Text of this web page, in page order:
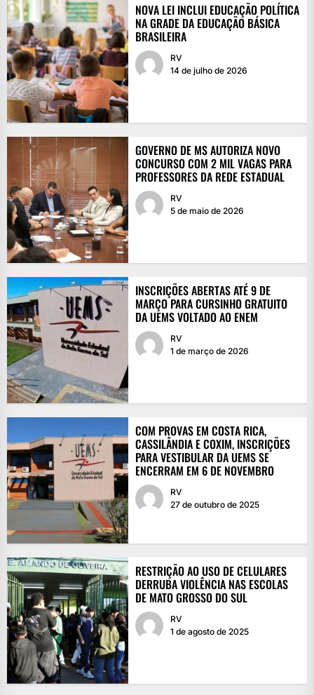
NOVA LEI INCLUI EDUCAÇÃO POLÍTICA
NA GRADE DA EDUCAÇÃO BÁSICA
BRASILEIRA
RV
14 de julho de 2026
GOVERNO DE MS AUTORIZA NOVO
CONCURSO COM 2 MIL VAGAS PARA
PROFESSORES DA REDE ESTADUAL
RV
5 de maio de 2026
INSCRIÇÕES ABERTAS ATÉ 9 DE
MARÇO PARA CURSINHO GRATUITO
DA UEMS VOLTADO AO ENEM
RV
1 de março de 2026
COM PROVAS EM COSTA RICA,
CASSILÂNDIA E COXIM, INSCRIÇÕES
PARA VESTIBULAR DA UEMS SE
ENCERRAM EM 6 DE NOVEMBRO
RV
27 de outubro de 2025
RESTRIÇÃO AO USO DE CELULARES
DERRUBA VIOLÊNCIA NAS ESCOLAS
DE MATO GROSSO DO SUL
RV
1 de agosto de 2025